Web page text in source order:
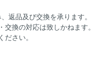
返品及び交換を承ります。
換の対応は致しかねます。
ださい。